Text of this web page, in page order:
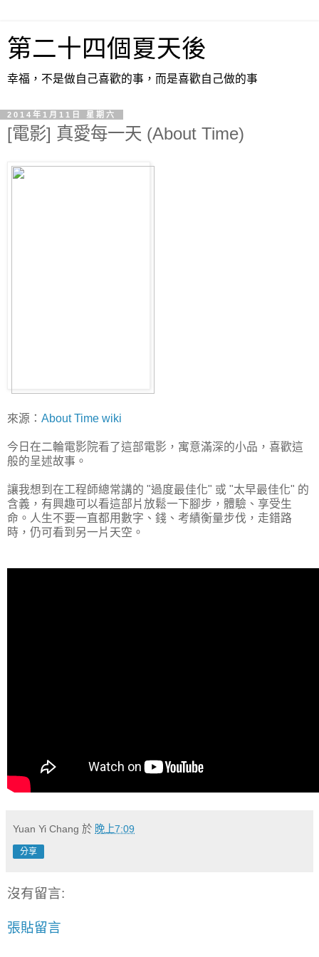
第二十四個夏天後
幸福，不是做自己喜歡的事，而是喜歡自己做的事
2014年1月11日 星期六
[電影] 真愛每一天 (About Time)
來源： About Time wiki
今日在二輪電影院看了這部電影，寓意滿深的小品，喜歡這
般的呈述故事。
讓我想到在工程師總常講的 "過度最佳化" 或 "太早最佳化" 的
含義，有興趣可以看這部片放鬆一下腳步，體驗、享受生
命。人生不要一直都用數字、錢、考績衡量步伐，走錯路
時，仍可看到另一片天空。
Yuan Yi Chang 於 晚上7:09
分享
沒有留言:
張貼留言